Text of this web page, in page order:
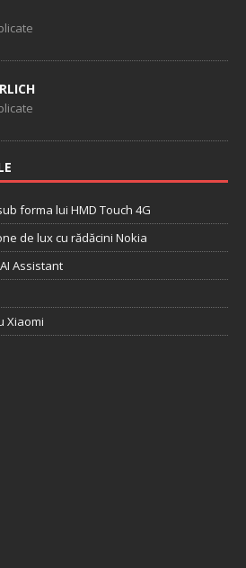
forma lui HMD Touch 4G
de lux cu rădăcini Nokia
Assistant
Xiaomi